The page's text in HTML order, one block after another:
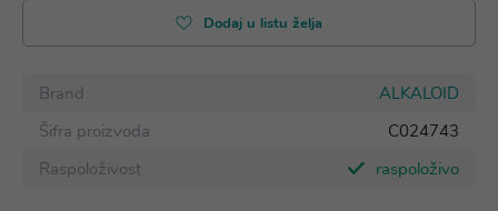
Dodaj u listu želja
Brand
ALKALOID
Šifra proizvoda
C024743
Raspoloživost
raspoloživo